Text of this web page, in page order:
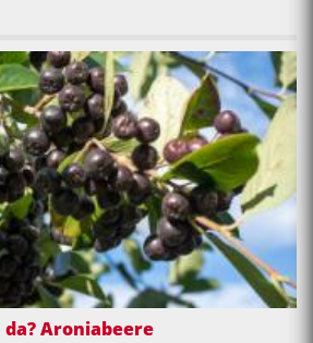
Aroniabeere